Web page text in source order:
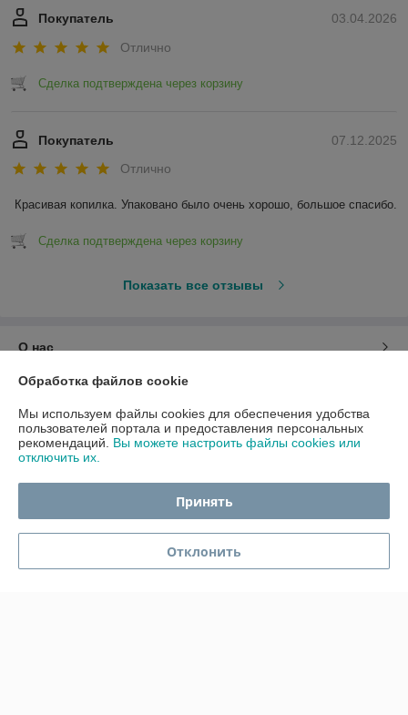
03.04.2026
Покупатель
Отлично
Сделка подтверждена через корзину
07.12.2025
Покупатель
Отлично
Красивая копилка. Упаковано было очень хорошо, большое спасибо.
Сделка подтверждена через корзину
Показать все отзывы
О нас
Контакты
Доставка и оплата
Полная версия сайта
Политика обработки cookies
Обработка файлов cookie
Мы используем файлы cookies для обеспечения удобства
пользователей портала и предоставления персональных
рекомендаций. Вы можете настроить файлы cookies или
отключить их.
Принять
Отклонить